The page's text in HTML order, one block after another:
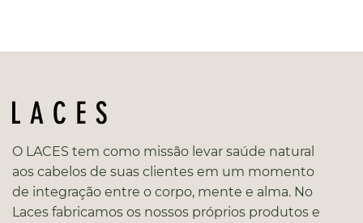
O LACES tem como missão levar saúde natural
aos cabelos de suas clientes em um momento
de integração entre o corpo, mente e alma. No
Laces fabricamos os nossos próprios produtos e